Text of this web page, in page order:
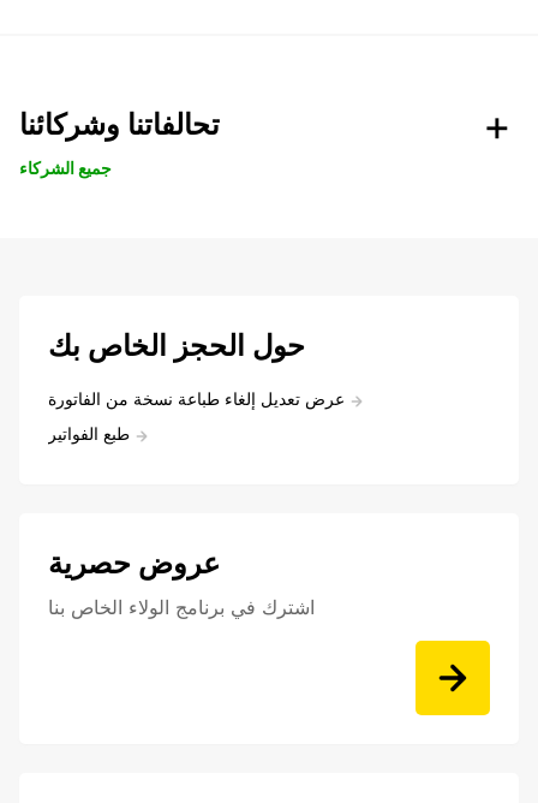
تحالفاتنا وشركائنا
جميع الشركاء
حول الحجز الخاص بك
عرض تعديل إلغاء طباعة نسخة من الفاتورة
طبع الفواتير
عروض حصرية
اشترك في برنامج الولاء الخاص بنا